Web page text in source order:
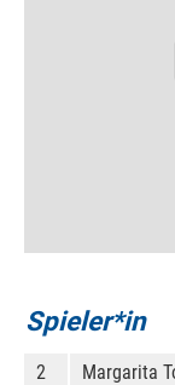
Spieler*in
2
Margarita